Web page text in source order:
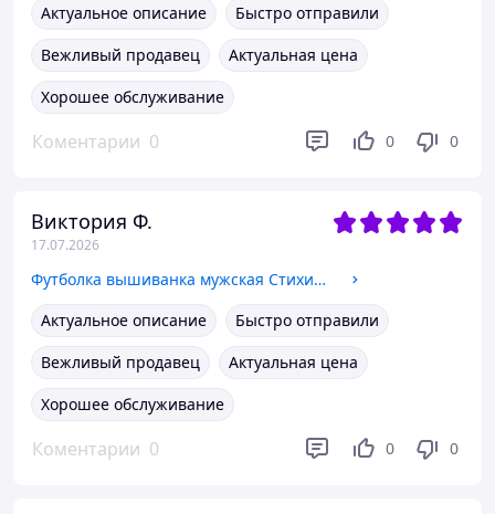
Актуальное описание
Быстро отправили
Вежливый продавец
Актуальная цена
Хорошее обслуживание
Коментарии 0 0 0
Виктория Ф.
17.07.2026
Футболка вышиванка мужская Стихия Черная коричневыми нитками, футболка с вышивкой мужская черная, футболка вышиванка трикотажная M
Актуальное описание
Быстро отправили
Вежливый продавец
Актуальная цена
Хорошее обслуживание
Коментарии 0 0 0